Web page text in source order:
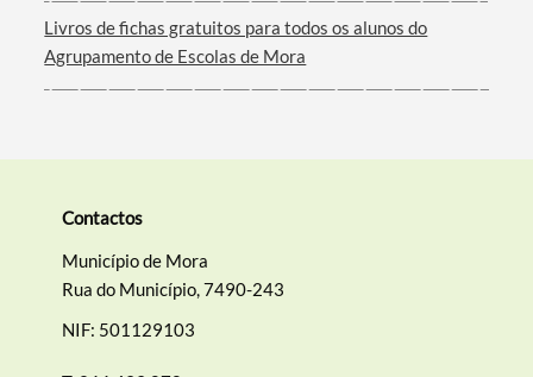
Livros de fichas gratuitos para todos os alunos do
Agrupamento de Escolas de Mora
Contactos
Município de Mora
Rua do Município, 7490-243
NIF: 501129103